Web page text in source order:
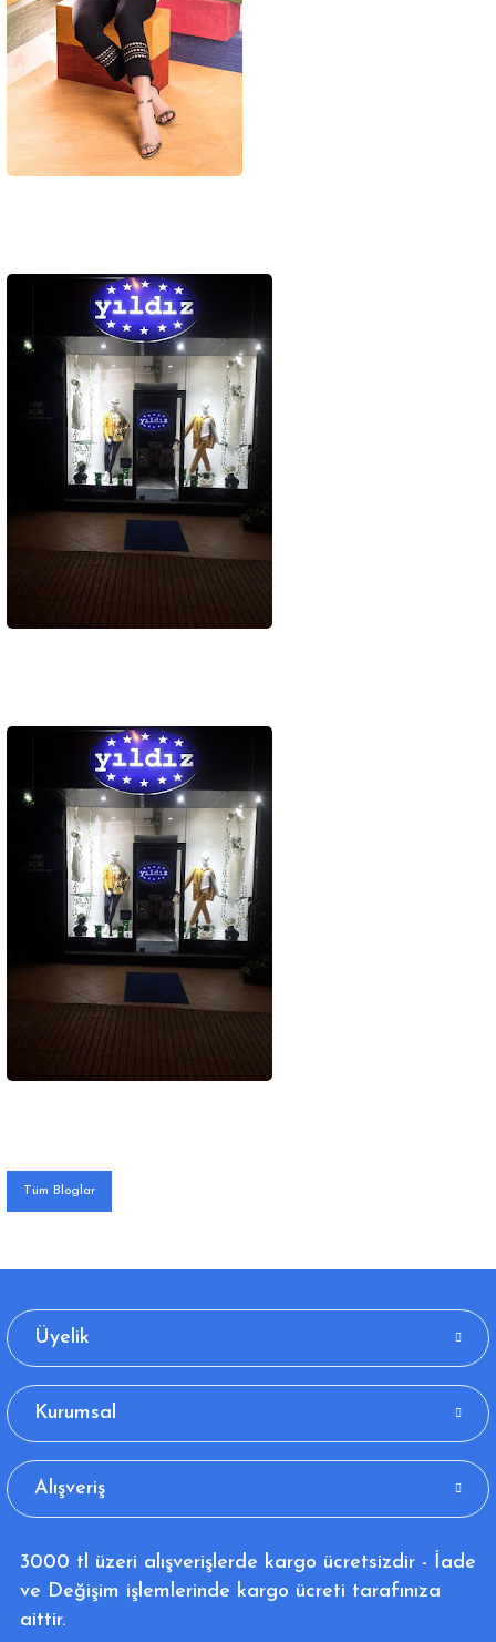
Tüm Bloglar
Üyelik
Kurumsal
Alışveriş
3000 tl üzeri alışverişlerde kargo ücretsizdir - İade
ve Değişim işlemlerinde kargo ücreti tarafınıza
aittir.